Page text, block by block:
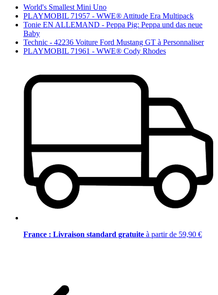
World's Smallest Mini Uno
PLAYMOBIL 71957 - WWE® Attitude Era Multipack
Tonie EN ALLEMAND - Peppa Pig: Peppa und das neue
Baby
Technic - 42236 Voiture Ford Mustang GT à Personnaliser
PLAYMOBIL 71961 - WWE® Cody Rhodes
France : Livraison standard gratuite à partir de 59,90 €